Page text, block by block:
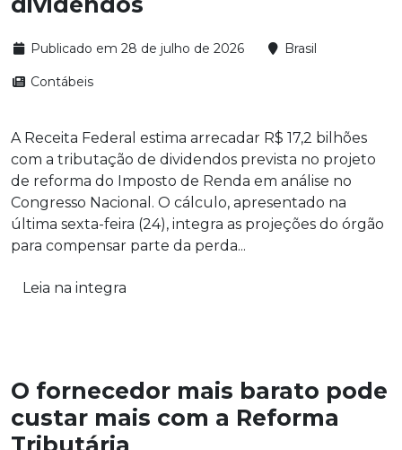
Publicado em 28 de julho de 2026 Brasil
Contábeis
A Receita Federal estima arrecadar R$ 17,2 bilhões
com a tributação de dividendos prevista no projeto
de reforma do Imposto de Renda em análise no
Congresso Nacional. O cálculo, apresentado na
última sexta-feira (24), integra as projeções do órgão
para compensar parte da perda...
Leia na integra
O fornecedor mais barato pode
custar mais com a Reforma